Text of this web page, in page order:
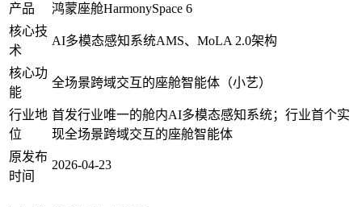
产品
鸿蒙座舱HarmonySpace 6
核心技
术
AI多模态感知系统AMS、MoLA 2.0架构
核心功
能
全场景跨域交互的座舱智能体（小艺）
行业地
位
首发行业唯一的舱内AI多模态感知系统；行业首个实
现全场景跨域交互的座舱智能体
原发布
时间
2026-04-23